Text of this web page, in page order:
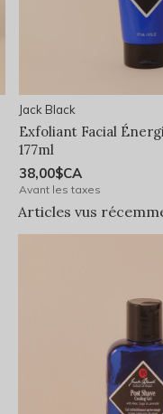
Jack Black
Exfoliant Facial
177ml
38,00$CA
Avant les taxes
Articles vus